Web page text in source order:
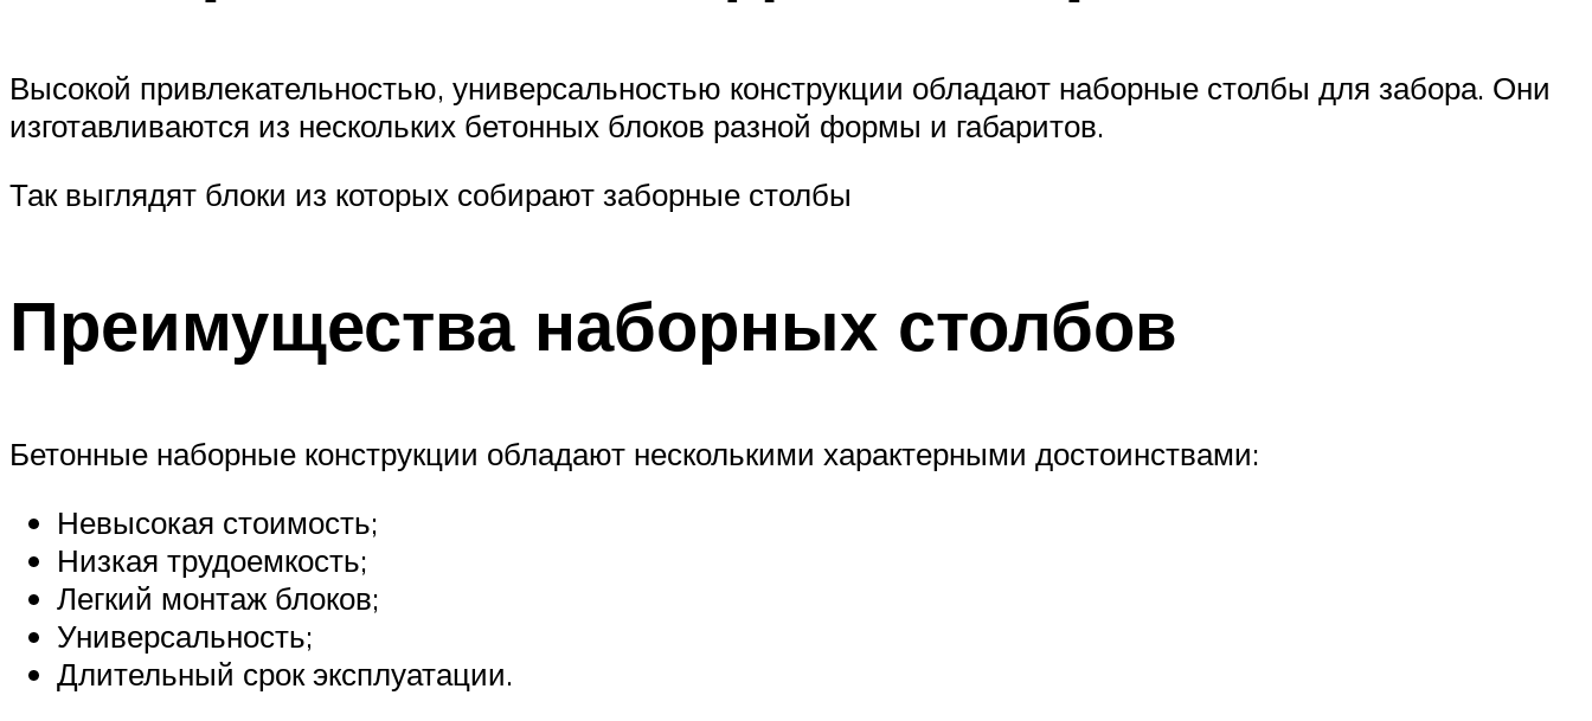
Высокой привлекательностью, универсальностью конструкции обладают наборные столбы для забора. Они
изготавливаются из нескольких бетонных блоков разной формы и габаритов.
Так выглядят блоки из которых собирают заборные столбы
Преимущества наборных столбов
Бетонные наборные конструкции обладают несколькими характерными достоинствами:
Невысокая стоимость;
Низкая трудоемкость;
Легкий монтаж блоков;
Универсальность;
Длительный срок эксплуатации.